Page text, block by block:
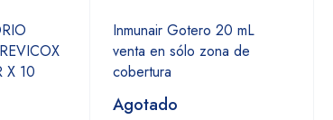
X 10
Inmunair Gotero 20 mL
venta en sólo zona de
cobertura
Agotado